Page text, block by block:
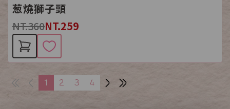
葱燒獅子頭
NT.360NT.259
1 2 3 4